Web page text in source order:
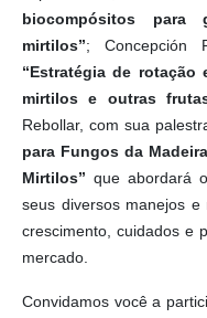
biocompósitos para
mirtilos”; Concepción
“Estratégia de
mirtilos e outras
Rebollar, com sua
para Fungos da
Mirtilos” que abordará
seus diversos manejos e
crescimento, cuidados e
mercado.
Convidamos você a